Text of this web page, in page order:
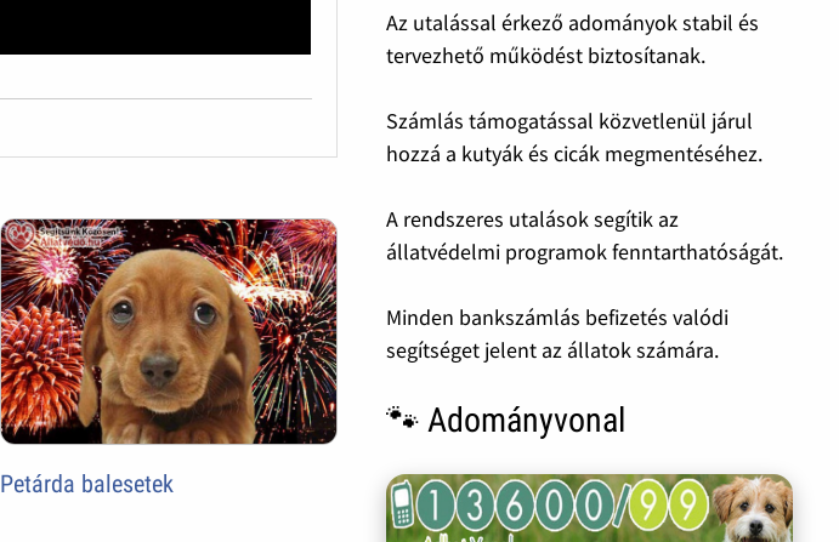
Petárda balesetek
Az utalással érkező adományok stabil és
tervezhető működést biztosítanak.
Számlás támogatással közvetlenül járul
hozzá a kutyák és cicák megmentéséhez.
A rendszeres utalások segítik az
állatvédelmi programok fenntarthatóságát.
Minden bankszámlás befizetés valódi
segítséget jelent az állatok számára.
🐾 Adományvonal